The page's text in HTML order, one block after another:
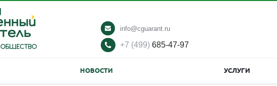
info@cguarant.ru
+7 (499)685-47-97
НОВОСТИ УСЛУГИ